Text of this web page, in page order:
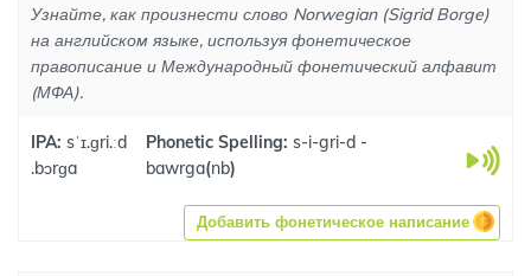
Узнайте, как произнести слово Norwegian (Sigrid Borge)
на английском языке, используя фонетическое
правописание и Международный фонетический алфавит
(МФА).
IPA: sˈɪ.ɡri.ːd
.bɔrɡa
Phonetic Spelling:s-i-gri-d -
bawrga(nb)
Добавить фонетическое написание